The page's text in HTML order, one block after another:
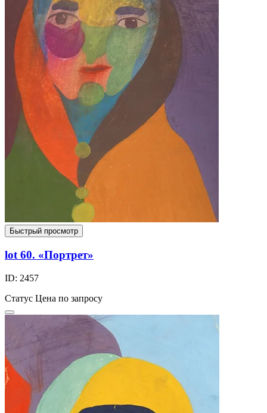
Быстрый просмотр
lot 60. «Портрет»
ID: 2457
Статус Цена по запросу